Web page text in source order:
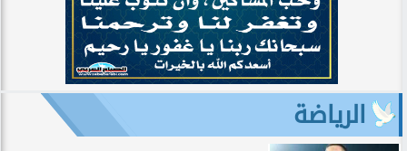
الرياضة